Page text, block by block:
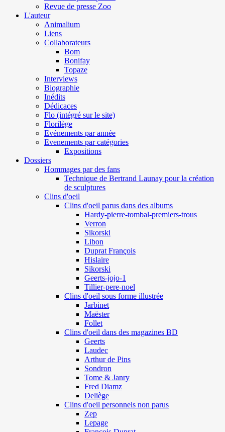
Revue de presse Zoo
L'auteur
Animalium
Liens
Collaborateurs
Bom
Bonifay
Topaze
Interviews
Biographie
Inédits
Dédicaces
Flo (intégré sur le site)
Florilège
Evénements par année
Evenements par catégories
Expositions
Dossiers
Hommages par des fans
Technique de Bertrand Launay pour la création
de sculptures
Clins d'oeil
Clins d'oeil parus dans des albums
Hardy-pierre-tombal-premiers-trous
Verron
Sikorski
Libon
Duprat François
Hislaire
Sikorski
Geerts-jojo-1
Tillier-pere-noel
Clins d'oeil sous forme illustrée
Jarbinet
Maëster
Follet
Clins d'oeil dans des magazines BD
Geerts
Laudec
Arthur de Pins
Sondron
Tome & Janry
Fred Diamz
Deliège
Clins d'oeil personnels non parus
Zep
Lepage